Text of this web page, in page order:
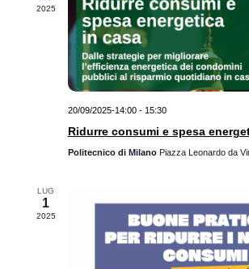
2025
20/09/2025-14:00- 15:30
Ridurre consumi e spesa
Politecnico di Milano Piazza Leonardo da
LUG
1
2025